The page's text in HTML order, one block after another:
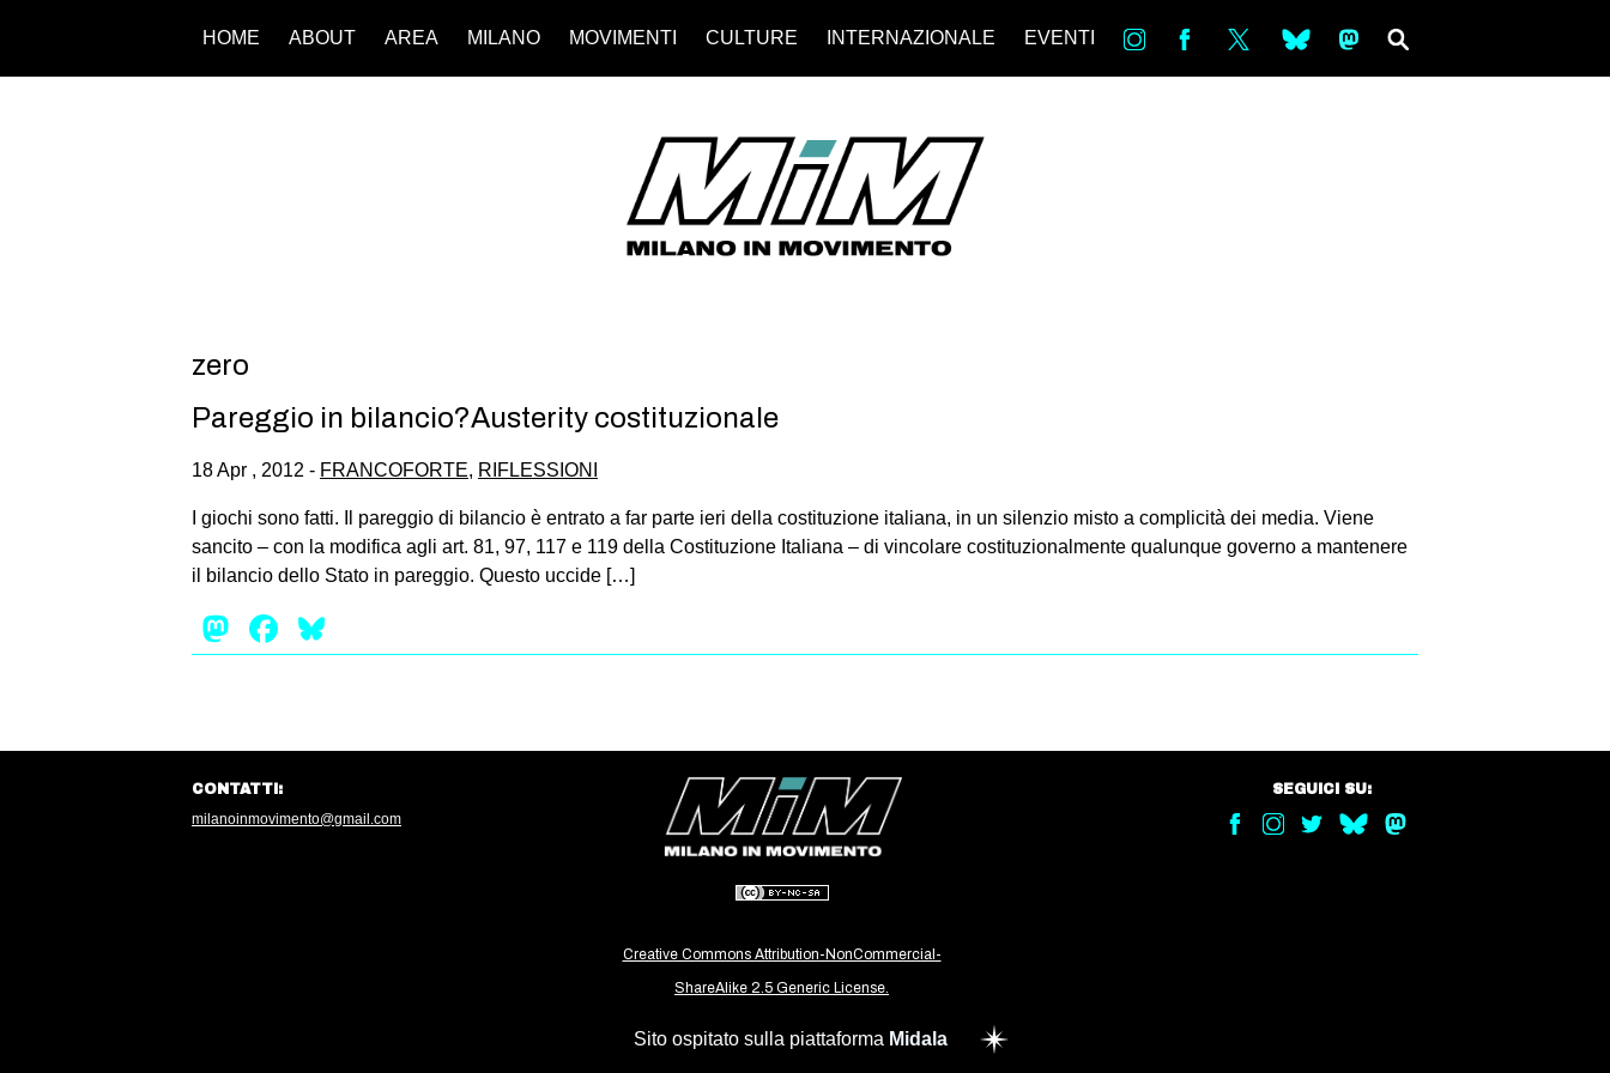
HOME ABOUT AREA MILANO MOVIMENTI CULTURE INTERNAZIONALE EVENTI in bsky ms
zero
Pareggio in bilancio?Austerity costituzionale
18 Apr , 2012 - FRANCOFORTE, RIFLESSIONI
I giochi sono fatti. Il pareggio di bilancio è entrato a far parte ieri della costituzione italiana, in un silenzio misto a complicità dei media. Viene
sancito – con la modifica agli art. 81, 97, 117 e 119 della Costituzione Italiana – di vincolare costituzionalmente qualunque governo a mantenere
il bilancio dello Stato in pareggio. Questo uccide […]
Mastodon
Facebook
Creative Commons Attribution-NonCommercial-
ShareAlike 2.5 Generic License.
CONTATTI:
milanoinmovimento@gmail.com
SEGUICI SU:
Sito ospitato sulla piattaforma Midala